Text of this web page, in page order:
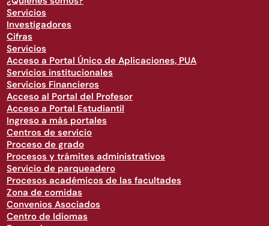
Servicios
Investigadores
Cifras
Servicios
Acceso a Portal Único de Aplicaciones, PUA
Servicios institucionales
Servicios Financieros
Acceso al Portal del Profesor
Acceso a Portal Estudiantil
Ingreso a más portales
Centros de servicio
Proceso de grado
Procesos y trámites administrativos
Servicio de parqueadero
Procesos académicos de las facultades
Zona de comidas
Convenios Asociados
Centro de Idiomas